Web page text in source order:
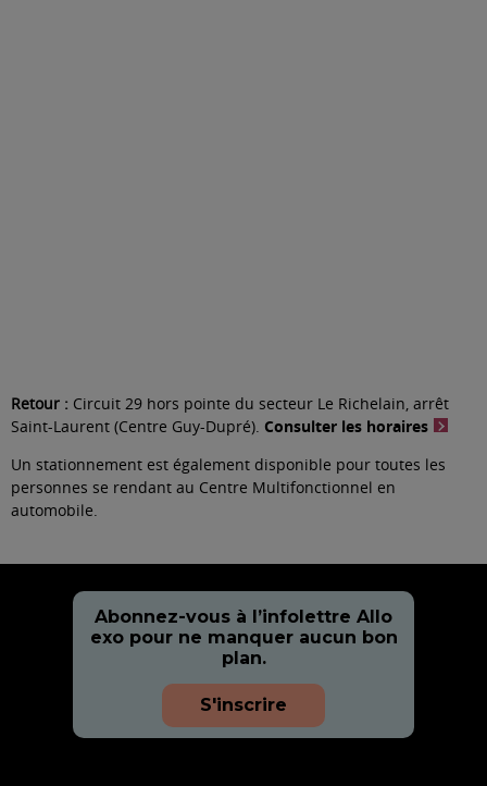
Retour : Circuit 29 hors pointe du secteur Le Richelain, arrêt
Saint-Laurent (Centre Guy-Dupré). Consulter les horaires
Un stationnement est également disponible pour toutes les
personnes se rendant au Centre Multifonctionnel en
automobile.
Abonnez-vous à l’infolettre Allo
exo pour ne manquer aucun bon
plan.
S'inscrire